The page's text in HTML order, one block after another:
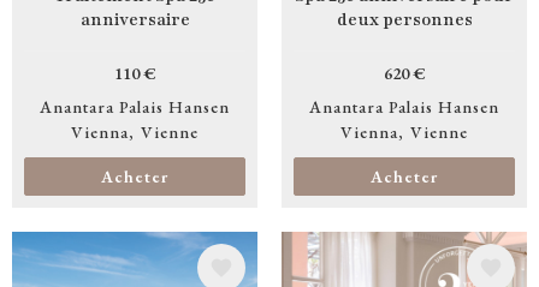
anniversaire
110 €
Anantara Palais Hansen
Vienna
Vienne
Acheter
deux personnes
620 €
Anantara Palais Hansen
Vienna
Vienne
Acheter